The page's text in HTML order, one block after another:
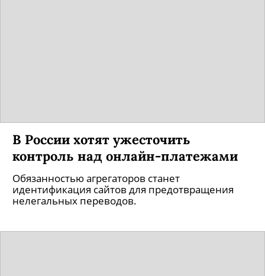
В России хотят ужесточить
контроль над онлайн-платежами
Обязанностью агрегаторов станет
идентификация сайтов для предотвращения
нелегальных переводов.